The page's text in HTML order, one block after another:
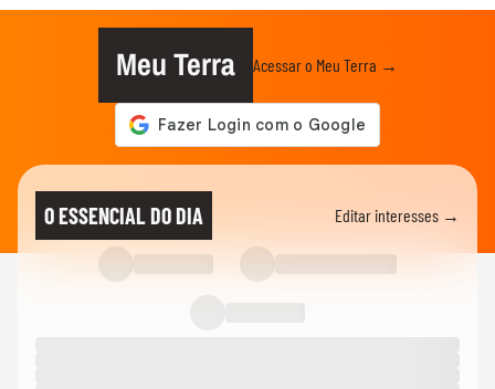
Meu Terra Acessar o Meu Terra →
O ESSENCIAL DO DIA Editar interesses →